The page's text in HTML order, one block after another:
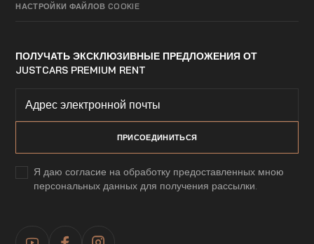
НАСТРОЙКИ ФАЙЛОВ COOKIE
ПОЛУЧАТЬ ЭКСКЛЮЗИВНЫЕ ПРЕДЛОЖЕНИЯ ОТ
JUSTCARS PREMIUM RENT
Я даю согласие на обработку предоставленных мною
персональных данных для получения рассылки.